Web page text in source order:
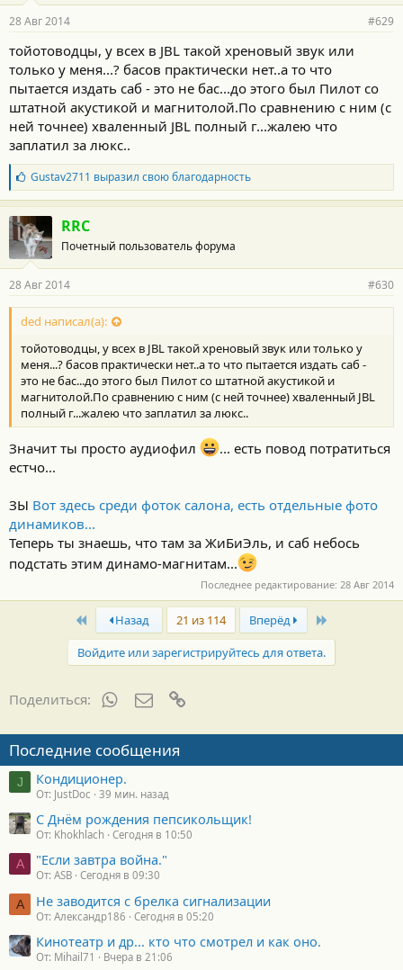
28 Авг 2014 #629
тойотоводцы, у всех в JBL такой хреновый звук или
только у меня...? басов практически нет..а то что
пытается издать саб - это не бас...до этого был Пилот со
штатной акустикой и магнитолой.По сравнению с ним (с
ней точнее) хваленный JBL полный г...жалею что
заплатил за люкс..
Б
л
а
г
о
д
а
н
о
с
и
:
Gustav2711 выразил свою благодарность
RRC
Почетный пользователь форума
28 Авг 2014 #630
ded написал(а):
тойотоводцы, у всех в JBL такой хреновый звук или только у
меня...? басов практически нет..а то что пытается издать саб -
это не бас...до этого был Пилот со штатной акустикой и
магнитолой.По сравнению с ним (с ней точнее) хваленный JBL
полный г...жалею что заплатил за люкс..
Значит ты просто аудиофил
... есть повод потратиться
естчо...
ЗЫ Вот здесь среди фоток салона, есть отдельные фото
динамиков...
Теперь ты знаешь, что там за ЖиБиЭль, и саб небось
подстать этим динамо-магнитам...
Последнее редактирование: 28 Авг 2014
First Назад 21 из 114 Вперёд Last
Войдите или зарегистрируйтесь для ответа.
Поделиться: WhatsAppЭлектронная почта
Последние сообщения
J Кондиционер.
От: JustDoc 39 мин. назад
С Днём рождения пепсикольщик!
От: Khokhlach Сегодня в 10:50
A "Если завтра война."
От: ASB Сегодня в 09:30
А Не заводится с брелка сигнализации
От: Александр186 Сегодня в 05:20
Кинотеатр и др... кто что смотрел и как оно.
От: Mihail71 Вчера в 21:06